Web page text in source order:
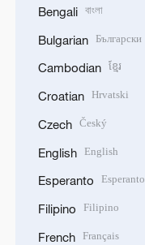
Bengali বাংলা
Bulgarian Български
Cambodian ខ្មែរ
Croatian Hrvatski
Czech Český
English English
Esperanto Esperanto
Filipino Filipino
French Français